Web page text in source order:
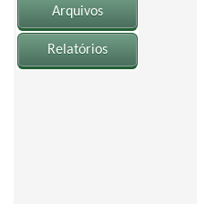
Arquivos
Relatórios